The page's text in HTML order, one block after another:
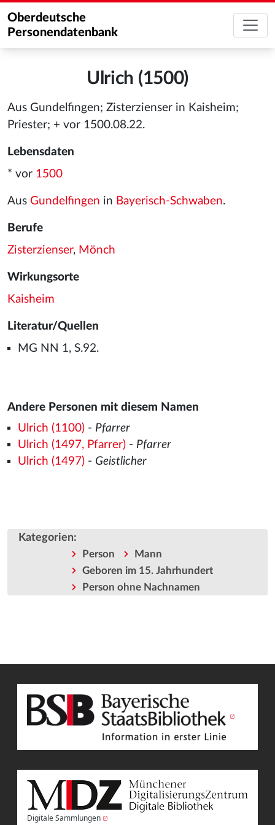
Oberdeutsche
Personendatenbank
Ulrich (1500)
Aus Gundelfingen; Zisterzienser in Kaisheim;
Priester; + vor 1500.08.22.
Lebensdaten
* vor 1500
Aus Gundelfingen in Bayerisch-Schwaben.
Berufe
Zisterzienser, Mönch
Wirkungsorte
Kaisheim
Literatur/Quellen
MG NN 1, S.92.
Andere Personen mit diesem Namen
Ulrich (1100)- Pfarrer
Ulrich (1497, Pfarrer)- Pfarrer
Ulrich (1497)- Geistlicher
Kategorien:
Person
Mann
Geboren im 15. Jahrhundert
Person ohne Nachnamen
Digitale Sammlungen